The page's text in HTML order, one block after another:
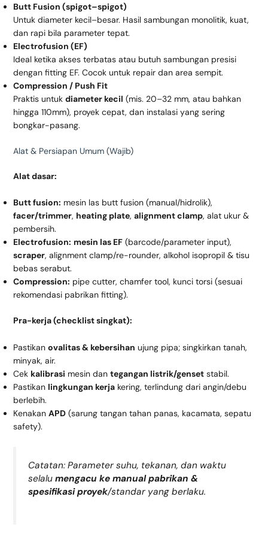
Butt Fusion (spigot–spigot)
Untuk diameter kecil–besar. Hasil sambungan monolitik, kuat,
dan rapi bila parameter tepat.
Electrofusion (EF)
Ideal ketika akses terbatas atau butuh sambungan presisi
dengan fitting EF. Cocok untuk repair dan area sempit.
Compression / Push Fit
Praktis untuk diameter kecil (mis. 20–32 mm, atau bahkan
hingga 110mm), proyek cepat, dan instalasi yang sering
bongkar-pasang.
Alat & Persiapan Umum (Wajib)
Alat dasar:
Butt fusion: mesin las butt fusion (manual/hidrolik),
facer/trimmer, heating plate, alignment clamp, alat ukur &
pembersih.
Electrofusion: mesin las EF(barcode/parameter input),
scraper, alignment clamp/re-rounder, alkohol isopropil & tisu
bebas serabut.
Compression: pipe cutter, chamfer tool, kunci torsi (sesuai
rekomendasi pabrikan fitting).
Pra-kerja (checklist singkat):
Pastikan ovalitas & kebersihan ujung pipa; singkirkan tanah,
minyak, air.
Cek kalibrasi mesin dan tegangan listrik/gensetstabil.
Pastikan lingkungan kerjakering, terlindung dari angin/debu
berlebih.
Kenakan APD(sarung tangan tahan panas, kacamata, sepatu
safety).
Catatan: Parameter suhu, tekanan, dan waktu
selalu mengacu ke manual pabrikan &
spesifikasi proyek/standar yang berlaku.